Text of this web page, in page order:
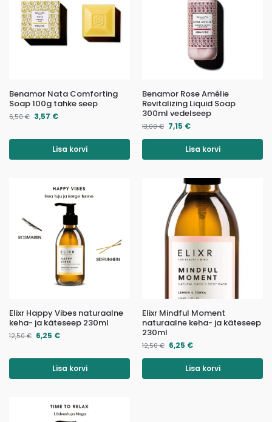
Benamor Nata Comforting
Soap 100g tahke seep
6,50€ 3,57 €
Lisa korvi
Benamor Rose Amélie
Revitalizing Liquid Soap
300ml vedelseep
13,00€ 7,15 €
Lisa korvi
Elixr Happy Vibes naturaalne
keha- ja käteseep 230ml
12,50€ 6,25 €
Lisa korvi
Elixr Mindful Moment
naturaalne keha- ja käteseep
230ml
12,50€ 6,25 €
Lisa korvi